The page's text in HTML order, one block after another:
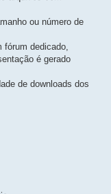
ou número de
fórum dedicado,
é gerado
de downloads dos